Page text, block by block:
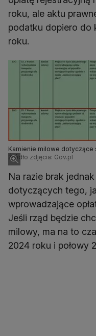
roku, ale aktu
podatku dopiero do
roku.
Kamienie milowe
tym dotyczący podatku z datą
Źródło zdjęcia: Gov.pl
Na razie brak
dotyczących tego,
wprowadzające
Jeśli rząd będzie
milowy, ma na to
2024 roku i połowy